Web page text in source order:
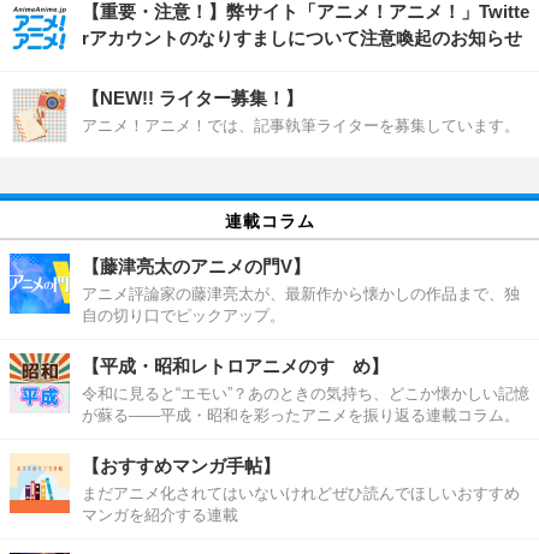
【重要・注意！】弊サイト「アニメ！アニメ！」Twitte
rアカウントのなりすましについて注意喚起のお知らせ
【NEW!! ライター募集！】
アニメ！アニメ！では、記事執筆ライターを募集しています。
連載コラム
【藤津亮太のアニメの門V】
アニメ評論家の藤津亮太が、最新作から懐かしの作品まで、独
自の切り口でピックアップ。
【平成・昭和レトロアニメのすゝめ】
令和に見ると“エモい”？あのときの気持ち、どこか懐かしい記憶
が蘇る――平成・昭和を彩ったアニメを振り返る連載コラム。
【おすすめマンガ手帖】
まだアニメ化されてはいないけれどぜひ読んでほしいおすすめ
マンガを紹介する連載